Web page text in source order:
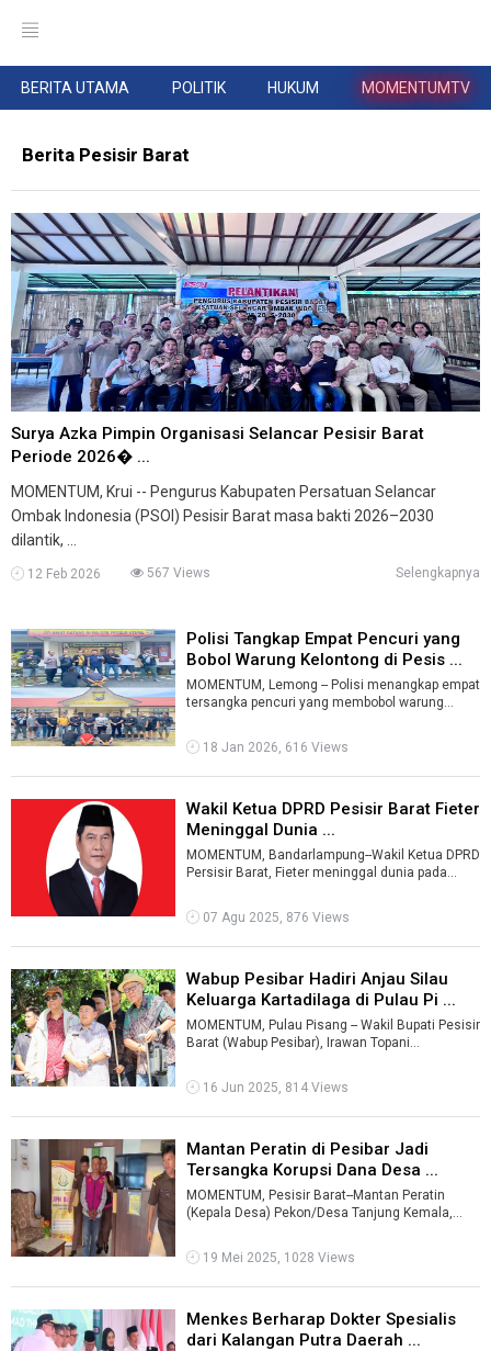
BERITA UTAMA POLITIK HUKUM MOMENTUMTV
Berita Pesisir Barat
Surya Azka Pimpin Organisasi Selancar Pesisir Barat
Periode 2026� ...
MOMENTUM, Krui -- Pengurus Kabupaten Persatuan Selancar
Ombak Indonesia (PSOI) Pesisir Barat masa bakti 2026–2030
dilantik, ...
12 Feb 2026 567 Views Selengkapnya
Polisi Tangkap Empat Pencuri yang
Bobol Warung Kelontong di Pesis ...
MOMENTUM, Lemong -- Polisi menangkap empat
tersangka pencuri yang membobol warung
...
18 Jan 2026, 616 Views
Wakil Ketua DPRD Pesisir Barat Fieter
Meninggal Dunia ...
MOMENTUM, Bandarlampung--Wakil Ketua DPRD
Persisir Barat, Fieter meninggal dunia pada
07 Agu 2025, 876 Views
Wabup Pesibar Hadiri Anjau Silau
Keluarga Kartadilaga di Pulau Pi ...
MOMENTUM, Pulau Pisang -- Wakil Bupati Pesisir
Barat (Wabup Pesibar), Irawan Topani
16 Jun 2025, 814 Views
Mantan Peratin di Pesibar Jadi
Tersangka Korupsi Dana Desa ...
MOMENTUM, Pesisir Barat--Mantan Peratin
(Kepala Desa) Pekon/Desa Tanjung Kemala,
...
19 Mei 2025, 1028 Views
Menkes Berharap Dokter Spesialis
dari Kalangan Putra Daerah ...